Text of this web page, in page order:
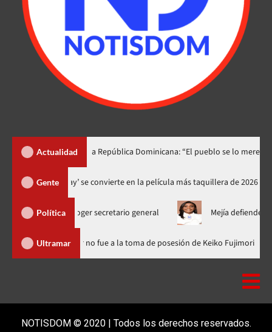
Actualidad
lo dedica a República Dominicana: “El pueblo se lo merece”
Gente
‘Spider-Man: Brand New Day’ se convierte en la película más
Política
para escoger secretario general Mejía defiende consenso
Ultramar Luis Abinader no fue a la toma de posesión de Keiko
NOTISDOM © 2020 | Todos los derechos reservados.